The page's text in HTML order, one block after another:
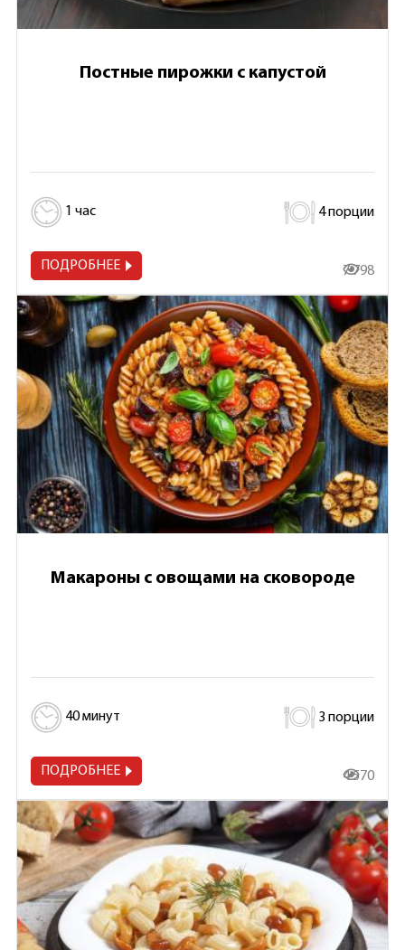
Постные пирожки с капустой
1 час 4 порции
ПОДРОБНЕЕ 7 798
Макароны с овощами на сковороде
40 минут 3 порции
ПОДРОБНЕЕ 4 570